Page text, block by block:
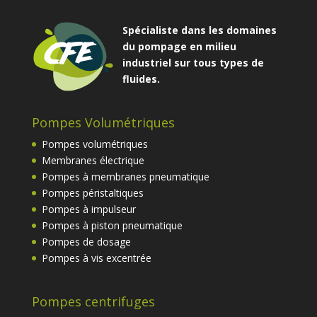
Spécialiste dans les domaines
du pompage en milieu
industriel sur tous types de
fluides.
Pompes Volumétriques
Pompes volumétriques
Membranes électrique
Pompes à membranes pneumatique
Pompes péristaltiques
Pompes à impulseur
Pompes à piston pneumatique
Pompes de dosage
Pompes à vis excentrée
Pompes centrifuges